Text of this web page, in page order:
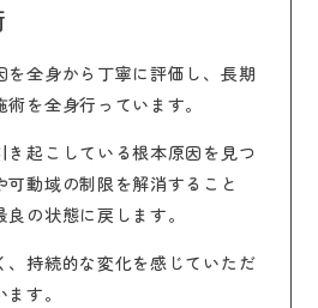
を全身から丁寧に評価し、長期
を全身行っています。
き起こしている根本原因を見つ
可動域の制限を解消すること
の状態に戻します。
、持続的な変化を感じていただ
す。